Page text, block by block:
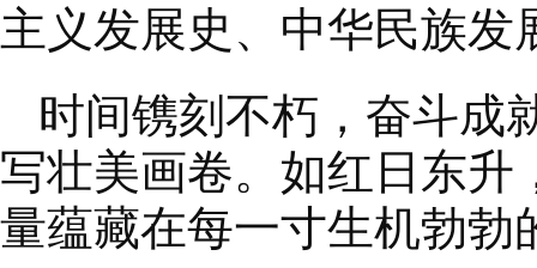
主义发展史、中华民族发
时间镌刻不朽，奋斗成
写壮美画卷。如红日东升
量蕴藏在每一寸生机勃勃